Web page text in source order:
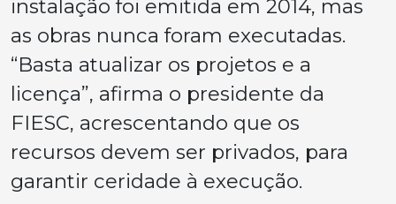
instalação foi emitida em 2014, mas
as obras nunca foram executadas.
“Basta atualizar os projetos e a
licença”, afirma o presidente da
FIESC, acrescentando que os
recursos devem ser privados, para
garantir ceridade à execução.